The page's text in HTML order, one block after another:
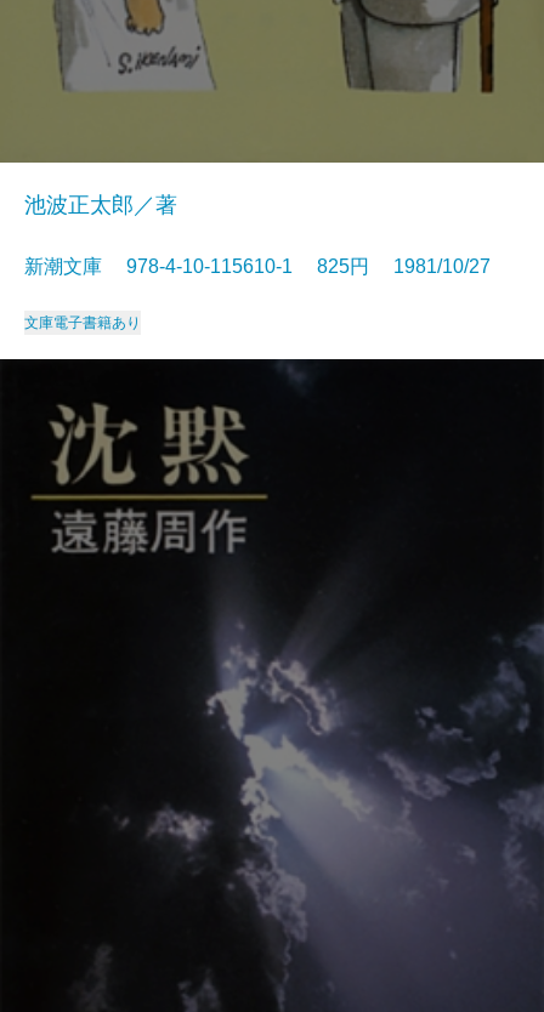
池波正太郎／著
新潮文庫 978-4-10-115610-1 825円 1981/10/27
文庫電子書籍あり